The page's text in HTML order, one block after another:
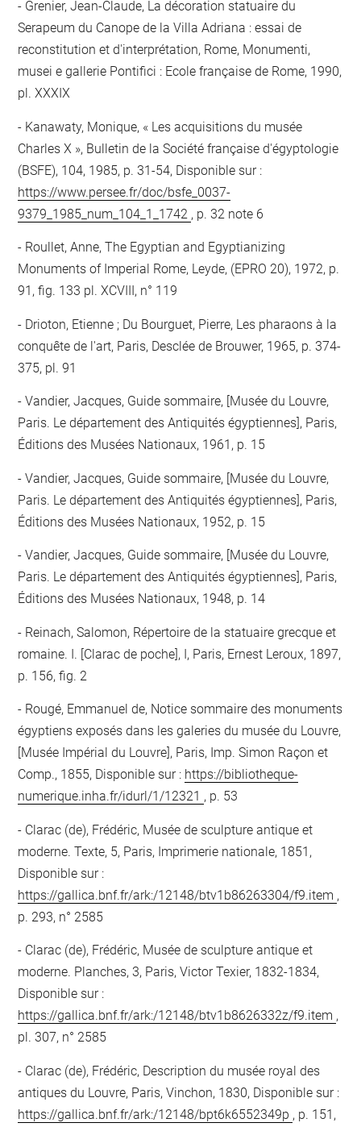
Grenier, Jean-Claude, La décoration statuaire du
Serapeum du Canope de la Villa Adriana : essai de
reconstitution et d'interprétation, Rome, Monumenti,
musei e gallerie Pontifici : Ecole française de Rome, 1990,
pl. XXXIX
Kanawaty, Monique, « Les acquisitions du musée
Charles X », Bulletin de la Société française d'égyptologie
(BSFE), 104, 1985, p. 31-54, Disponible sur :
https://www.persee.fr/doc/bsfe_0037-
9379_1985_num_104_1_1742 , p. 32 note 6
Roullet, Anne, The Egyptian and Egyptianizing
Monuments of Imperial Rome, Leyde, (EPRO 20), 1972, p.
91, fig. 133 pl. XCVIII, n° 119
Drioton, Etienne ; Du Bourguet, Pierre, Les pharaons à la
conquête de l'art, Paris, Desclée de Brouwer, 1965, p. 374-
375, pl. 91
Vandier, Jacques, Guide sommaire, [Musée du Louvre,
Paris. Le département des Antiquités égyptiennes], Paris,
Éditions des Musées Nationaux, 1961, p. 15
Vandier, Jacques, Guide sommaire, [Musée du Louvre,
Paris. Le département des Antiquités égyptiennes], Paris,
Éditions des Musées Nationaux, 1952, p. 15
Vandier, Jacques, Guide sommaire, [Musée du Louvre,
Paris. Le département des Antiquités égyptiennes], Paris,
Éditions des Musées Nationaux, 1948, p. 14
Reinach, Salomon, Répertoire de la statuaire grecque et
romaine. I. [Clarac de poche], I, Paris, Ernest Leroux, 1897,
p. 156, fig. 2
Rougé, Emmanuel de, Notice sommaire des monuments
égyptiens exposés dans les galeries du musée du Louvre,
[Musée Impérial du Louvre], Paris, Imp. Simon Raçon et
Comp., 1855, Disponible sur : https://bibliotheque-
numerique.inha.fr/idurl/1/12321 , p. 53
Clarac (de), Frédéric, Musée de sculpture antique et
moderne. Texte, 5, Paris, Imprimerie nationale, 1851,
Disponible sur :
https://gallica.bnf.fr/ark:/12148/btv1b86263304/f9.item ,
p. 293, n° 2585
Clarac (de), Frédéric, Musée de sculpture antique et
moderne. Planches, 3, Paris, Victor Texier, 1832-1834,
Disponible sur :
https://gallica.bnf.fr/ark:/12148/btv1b8626332z/f9.item ,
pl. 307, n° 2585
Clarac (de), Frédéric, Description du musée royal des
antiques du Louvre, Paris, Vinchon, 1830, Disponible sur :
https://gallica.bnf.fr/ark:/12148/bpt6k6552349p , p. 151,